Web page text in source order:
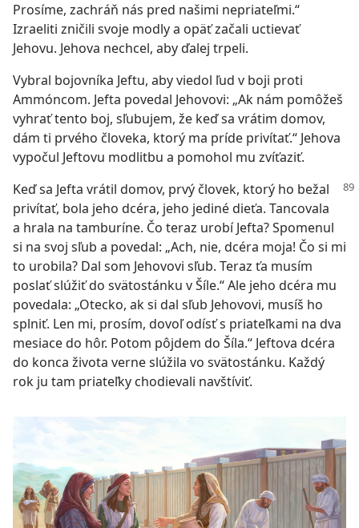
Prosíme, zachráň nás pred našimi nepriateľmi.“
Izraeliti zničili svoje modly a opäť začali uctievať
Jehovu. Jehova nechcel, aby ďalej trpeli.
Vybral bojovníka Jeftu, aby viedol ľud v boji proti
Ammóncom. Jefta povedal Jehovovi: „Ak nám pomôžeš
vyhrať tento boj, sľubujem, že keď sa vrátim domov,
dám ti prvého človeka, ktorý ma príde privítať.“ Jehova
vypočul Jeftovu modlitbu a pomohol mu zvíťaziť.
Keď sa Jefta vrátil domov, prvý človek, ktorý ho bežal
privítať, bola jeho dcéra, jeho jediné dieťa. Tancovala
a hrala na tamburíne. Čo teraz urobí Jefta? Spomenul
si na svoj sľub a povedal: „Ach, nie, dcéra moja! Čo si mi
to urobila? Dal som Jehovovi sľub. Teraz ťa musím
poslať slúžiť do svätostánku v Šíle.“ Ale jeho dcéra mu
povedala: „Otecko, ak si dal sľub Jehovovi, musíš ho
splniť. Len mi, prosím, dovoľ odísť s priateľkami na dva
mesiace do hôr. Potom pôjdem do Šíla.“ Jeftova dcéra
do konca života verne slúžila vo svätostánku. Každý
rok ju tam priateľky chodievali navštíviť.